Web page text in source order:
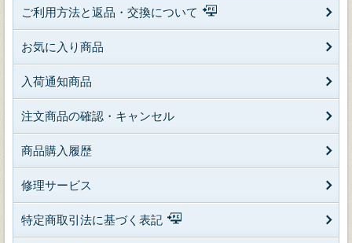
ご利用方法と返品・交換について
お気に入り商品
入荷通知商品
注文商品の確認・キャンセル
商品購入履歴
修理サービス
特定商取引法に基づく表記